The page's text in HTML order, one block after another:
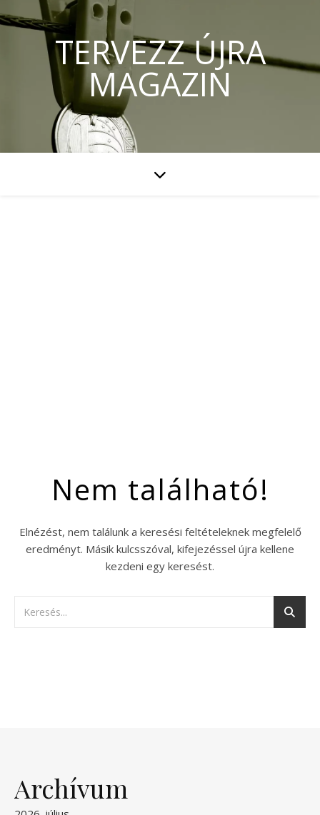
TERVEZZ ÚJRA
MAGAZIN
Nem található!
Elnézést, nem találunk a keresési feltételeknek megfelelő
eredményt. Másik kulcsszóval, kifejezéssel újra kellene
kezdeni egy keresést.
Archívum